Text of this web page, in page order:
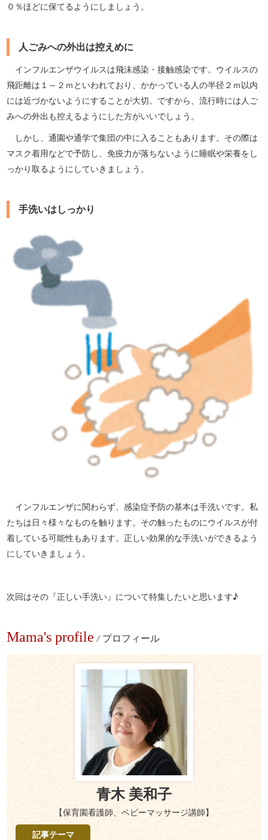
０％ほどに保てるようにしましょう。
人ごみへの外出は控えめに
インフルエンザウイルスは飛沫感染・接触感染です。ウイルスの
飛距離は１～２ｍといわれており、かかっている人の半径２ｍ以内
には近づかないようにすることが大切。ですから、流行時には人ご
みへの外出も控えるようにした方がいいでしょう。
しかし、通園や通学で集団の中に入ることもあります。その際は
マスク着用などで予防し、免疫力が落ちないように睡眠や栄養をし
っかり取るようにしていきましょう。
手洗いはしっかり
インフルエンザに関わらず、感染症予防の基本は手洗いです。私
たちは日々様々なものを触ります。その触ったものにウイルスが付
着している可能性もあります。正しい効果的な手洗いができるよう
にしていきましょう。
次回はその『正しい手洗い』について特集したいと思います♪
Mama's profile / プロフィール
青木 美和子
【保育園看護師、ベビーマッサージ講師】
記事テーマ